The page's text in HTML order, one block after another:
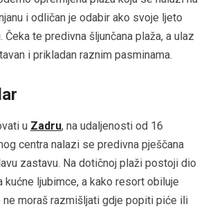
i odličan je odabir ako svoje ljeto
te predivna šljunčana plaža, a ulaz
i prikladan raznim pasminama.
u Zadru, na udaljenosti od 16
centra nalazi se predivna pješčana
zastavu. Na dotičnoj plaži postoji dio
kućne ljubimce, a kako resort obiluje
ne moraš razmišljati gdje popiti piće ili